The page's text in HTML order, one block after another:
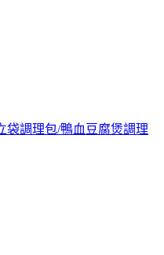
袋調理包/鴨血豆腐煲調理